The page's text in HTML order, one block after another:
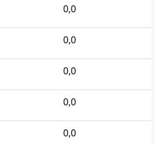
0,0
0,0
0,0
0,0
0,0